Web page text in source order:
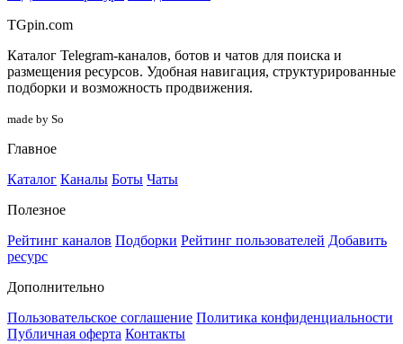
TGpin.com
Каталог Telegram-каналов, ботов и чатов для поиска и
размещения ресурсов. Удобная навигация, структурированные
подборки и возможность продвижения.
made by So
Главное
Каталог Каналы Боты Чаты
Полезное
Рейтинг каналов Подборки Рейтинг пользователей Добавить
ресурс
Дополнительно
Пользовательское соглашение Политика конфиденциальности
Публичная оферта Контакты